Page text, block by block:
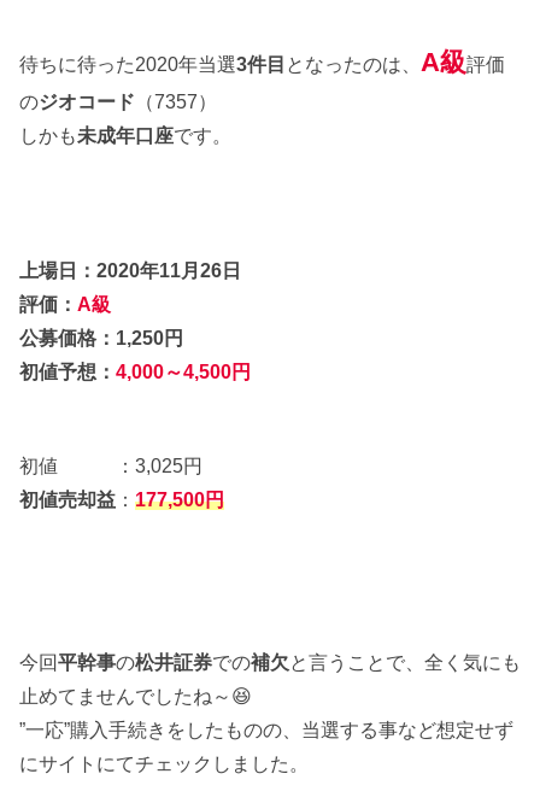
待ちに待った2020年当選3件目 となったのは、 A級評価
のジオコード （7357）
しかも未成年口座です。
上場日：2020年11月26日
評価： A級
公募価格：1,250円
初値予想： 4,000～4,500円
初値 ：3,025円
初値売却益 ： 177,500円
今回平幹事の松井証券での補欠と言うことで、全く気にも
止めてませんでしたね～😆
”一応”購入手続きをしたものの、当選する事など想定せず
にサイトにてチェックしました。